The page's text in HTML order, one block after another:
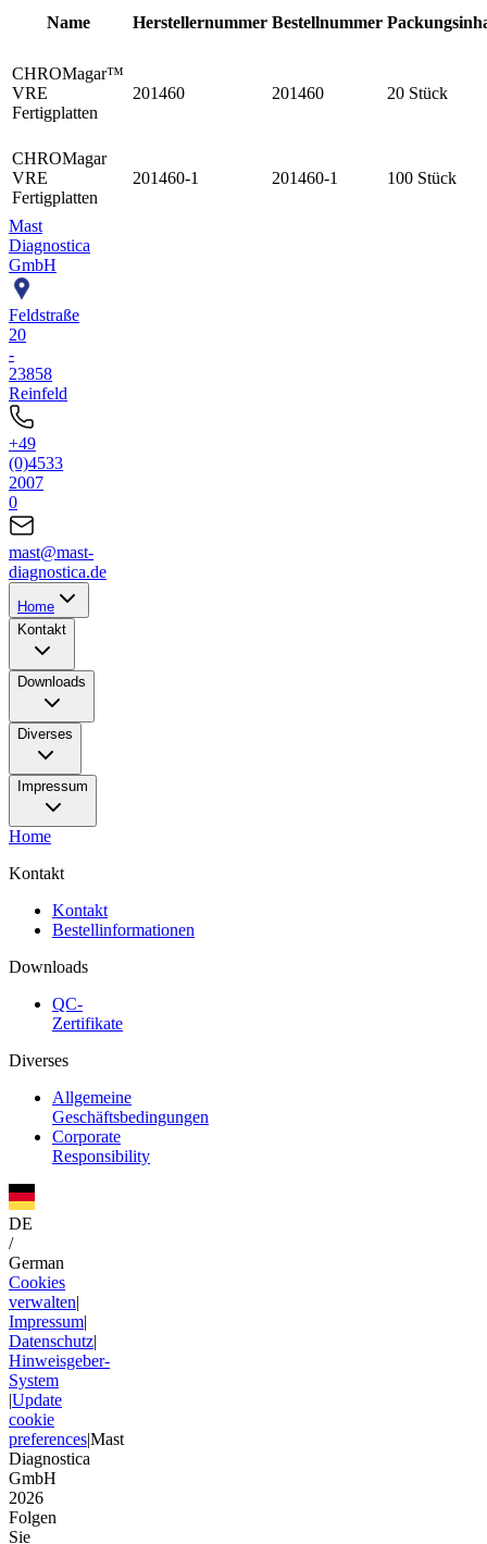
Name
Herstellernummer Bestellnummer
CHROMagar™
VRE
Fertigplatten
201460 201460 20 Stück
CHROMagar
VRE
Fertigplatten
201460-1 201460-1 100 Stück
Mast
Diagnostica
GmbH
Feldstraße
20
-
23858
Reinfeld
+49
(0)4533
2007
0
mast@mast-
diagnostica.de
Home
Kontakt
Downloads
Diverses
Impressum
Home
Kontakt
Kontakt
Bestellinformationen
Downloads
QC-
Zertifikate
Diverses
Allgemeine
Geschäftsbedingungen
Corporate
Responsibility
DE
/
German
Cookies
verwalten|
Impressum|
Datenschutz|
Hinweisgeber-
System
|Update
cookie
preferences|Mast
Diagnostica
GmbH
2026
Folgen
Sie